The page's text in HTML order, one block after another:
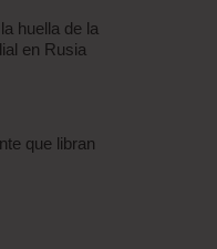
huella de la
en Rusia
que libran